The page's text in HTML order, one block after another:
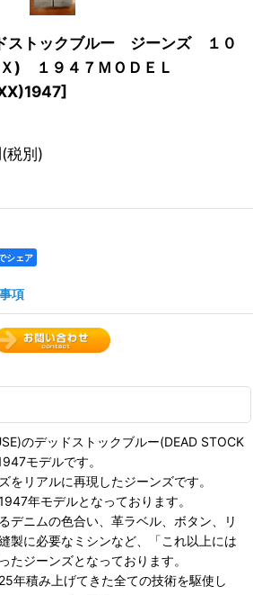
ストックブルー ジーンズ １０
) １９４７ＭＯＤＥＬ
]
(税別)
シェア
項
のデッドストックブルー(DEAD STOCK
モデルです。
をリアルに再現したジーンズです。
年モデルとなっております。
デニムの色合い、革ラベル、ボタン、リ
製に必要なミシンなど、「これ以上には
たジーンズとなっております。
年積み上げてきた全ての技術を駆使し